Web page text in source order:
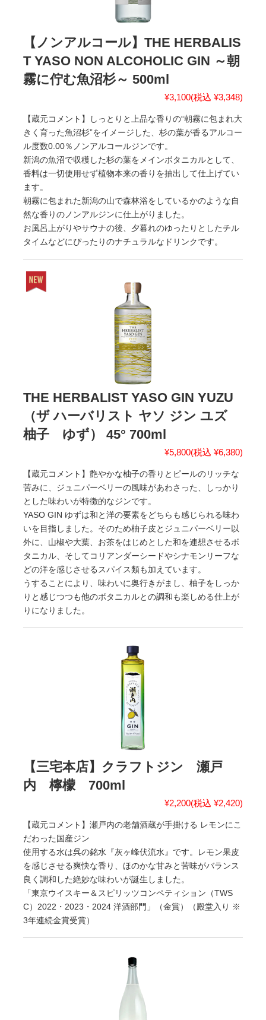
【ノンアルコール】THE HERBALIS
T YASO NON ALCOHOLIC GIN ～朝
霧に佇む魚沼杉～ 500ml
¥3,100(税込 ¥3,348)
【蔵元コメント】しっとりと上品な香りの“朝霧に包まれ大
きく育った魚沼杉”をイメージした、杉の葉が香るアルコー
ル度数0.00％ノンアルコールジンです。
新潟の魚沼で収穫した杉の葉をメインボタニカルとして、
香料は一切使用せず植物本来の香りを抽出して仕上げてい
ます。
朝霧に包まれた新潟の山で森林浴をしているかのような自
然な香りのノンアルジンに仕上がりました。
お風呂上がりやサウナの後、夕暮れのゆったりとしたチル
タイムなどにぴったりのナチュラルなドリンクです。
THE HERBALIST YASO GIN YUZU
（ザ ハーバリスト ヤソ ジン ユズ
柚子 ゆず） 45° 700ml
¥5,800(税込 ¥6,380)
【蔵元コメント】艶やかな柚子の香りとピールのリッチな
苦みに、ジュニパーベリーの風味があわさった、しっかり
とした味わいが特徴的なジンです。
YASO GIN ゆずは和と洋の要素をどちらも感じられる味わ
いを目指しました。そのため柚子皮とジュニパーベリー以
外に、山椒や大葉、お茶をはじめとした和を連想させるボ
タニカル、そしてコリアンダーシードやシナモンリーフな
どの洋を感じさせるスパイス類も加えています。
うすることにより、味わいに奥行きがまし、柚子をしっか
りと感じつつも他のボタニカルとの調和も楽しめる仕上が
りになりました。
【三宅本店】クラフトジン 瀬戸
内 檸檬 700ml
¥2,200(税込 ¥2,420)
【蔵元コメント】瀬戸内の老舗酒蔵が手掛ける レモンにこ
だわった国産ジン
使用する水は呉の銘水『灰ヶ峰伏流水』です。レモン果皮
を感じさせる爽快な香り、ほのかな甘みと苦味がバランス
良く調和した絶妙な味わいが誕生しました。
「東京ウイスキー＆スピリッツコンペティション（TWS
C）2022・2023・2024 洋酒部門」（金賞）（殿堂入り ※
3年連続金賞受賞）